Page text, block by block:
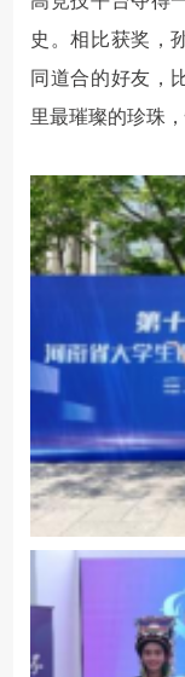
史。相比获奖，
同道合的好友，
里最璀璨的珍珠